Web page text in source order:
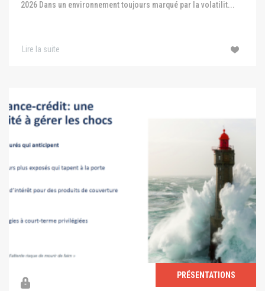
2026 Dans un environnement toujours marqué par la volatilit...
Lire la suite
PRÉSENTATIONS